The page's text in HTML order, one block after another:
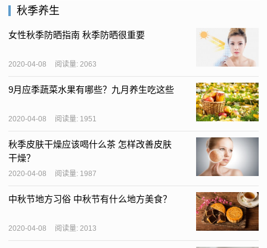
秋季养生
女性秋季防晒指南 秋季防晒很重要
2020-04-08 阅读量: 2063
9月应季蔬菜水果有哪些？九月养生吃这些
2020-04-08 阅读量: 1951
秋季皮肤干燥应该喝什么茶 怎样改善皮肤
干燥？
2020-04-08 阅读量: 1987
中秋节地方习俗 中秋节有什么地方美食？
2020-04-08 阅读量: 2013